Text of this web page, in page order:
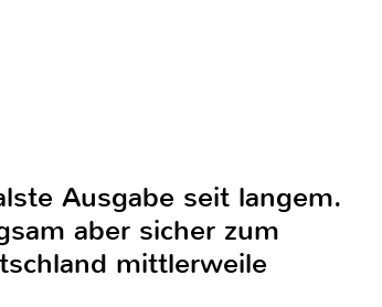
Ausgabe seit langem.
aber sicher zum
mittlerweile